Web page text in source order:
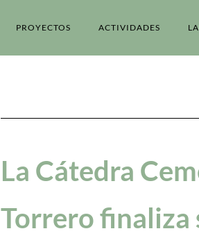
PROYECTOS ACTIVIDADES
La Cátedra
Torrero finaliza